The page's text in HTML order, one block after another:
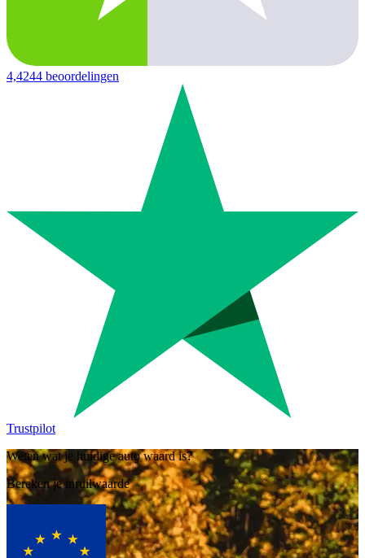
4,4244 beoordelingen
Trustpilot
Weten wat je huidige auto waard is?
Bereken je inruilwaarde